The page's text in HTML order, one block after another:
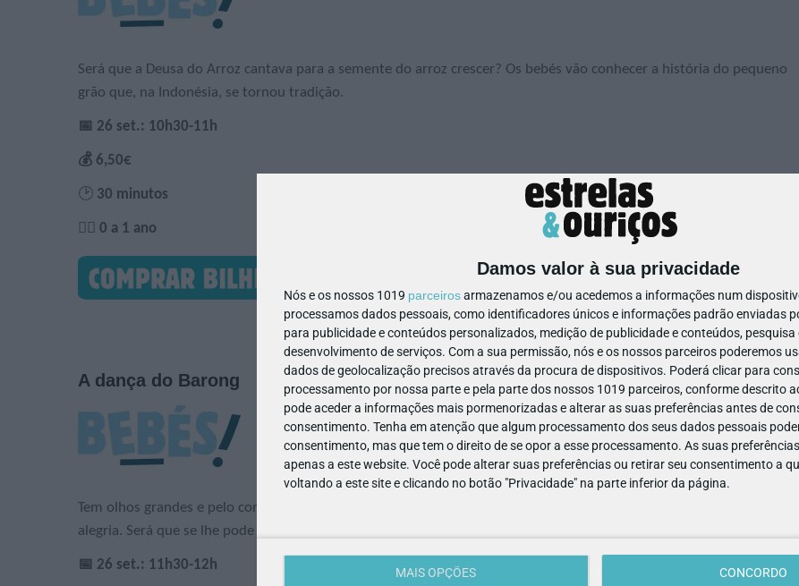
Damos valor à sua privacidade
Nós e os nossos 1019 parceirosarmazenamos e/ou acedemos a informações num
processamos dados pessoais, como identificadores únicos e informações padrão enviadas
para publicidade e conteúdos personalizados, medição de publicidade e conteúdos, pesquisa
desenvolvimento de serviços. Com a sua permissão, nós e os nossos parceiros poderemos
dados de geolocalização precisos através da procura de dispositivos. Poderá clicar para
processamento por nossa parte e pela parte dos nossos 1019 parceiros, conforme descrito
pode aceder a informações mais pormenorizadas e alterar as suas preferências antes de
consentimento. Tenha em atenção que algum processamento dos seus dados pessoais
consentimento, mas que tem o direito de se opor a esse processamento. As suas
apenas a este website. Você pode alterar suas preferências ou retirar seu consentimento a
voltando a este site e clicando no botão "Privacidade" na parte inferior da página.
MAIS OPÇÕES CONCORDO
Será que a Deusa do Arroz cantava para a semente do arroz crescer? Os bebés vão conhecer a história do pequeno
grão que, na Indonésia, se tornou tradição.
📅 26 set.: 10h30-11h
💰 6,50€
🕑 30 minutos
🙋‍♀️ 0 a 1 ano
A dança do Barong
Tem olhos grandes e pelo comprido... Dança com energia ao som de tambores e sinos e celebra o Bem com toda a
alegria. Será que se lhe pode tocar? Que animal é este? Descubra!
📅 26 set.: 11h30-12h